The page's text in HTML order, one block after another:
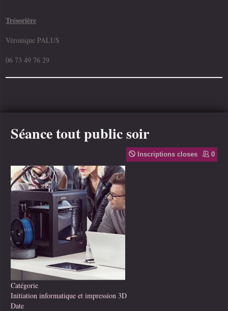
Trésorière
Véronique PALUS
06 73 49 76 29
Séance tout public soir
Inscriptions closes 0
Catégorie
Initiation informatique et impression 3D
Date